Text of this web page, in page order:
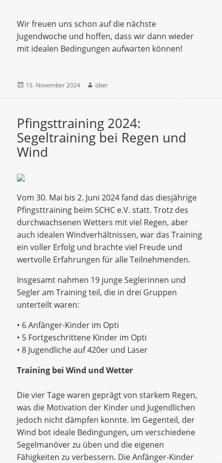
Wir freuen uns schon auf die nächste
Jugendwoche und hoffen, dass wir dann wieder
mit idealen Bedingungen aufwarten können!
Veröffentlicht
am
15. November 2024 Autor
ober
Pfingsttraining 2024:
Segeltraining bei Regen und
Wind
Vom 30. Mai bis 2. Juni 2024 fand das diesjährige
Pfingsttraining beim SCHC e.V. statt. Trotz des
durchwachsenen Wetters mit viel Regen, aber
auch idealen Windverhältnissen, war das Training
ein voller Erfolg und brachte viel Freude und
wertvolle Erfahrungen für alle Teilnehmenden.
Insgesamt nahmen 19 junge Seglerinnen und
Segler am Training teil, die in drei Gruppen
unterteilt waren:
• 6 Anfänger-Kinder im Opti
• 5 Fortgeschrittene Kinder im Opti
• 8 Jugendliche auf 420er und Laser
Training bei Wind und Wetter
Die vier Tage waren geprägt von starkem Regen,
was die Motivation der Kinder und Jugendlichen
jedoch nicht dämpfen konnte. Im Gegenteil, der
Wind bot ideale Bedingungen, um verschiedene
Segelmanöver zu üben und die eigenen
Fähigkeiten zu verbessern. Die Anfänger-Kinder